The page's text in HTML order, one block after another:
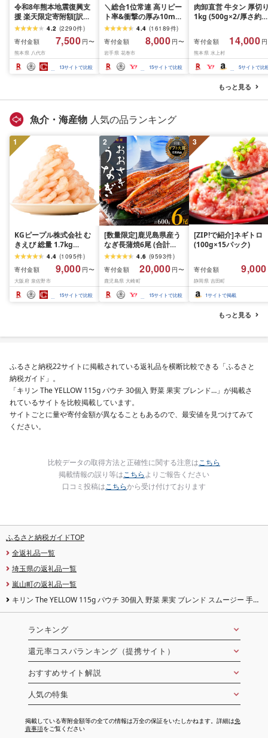
令和8年熊本地震復興支
援 楽天限定寄附額[訳あ
り]牛タン 500g〜2kg 肉
牛肉 訳あり 牛タン 冷凍
小分け 厚切り 薄切り 食
べ比べ 500g 1kg 1.5kg
2kg 牛 人気 ビーフ 牛た
ん ふるさと納税 ランキ
4.2 (2290件)
寄付金額
7,500 円〜
熊本県 八代市
13サイトで比較
＼総合1位常連 高リピー
ト率&衝撃の厚み10mm
厚切り牛タン 塩味/ ≪ス
ピード発送!!10営業日以
内発送≫ 選べる内容量
500g / 1kg 定期便 毎月
届く 牛肉 肉 BBQ ふるさ
と 人気 ランキング 岩手
4.4 (16189件)
寄付金額
8,000 円〜
岩手県 花巻市
15サイトで比較
肉卸直営 牛タン 厚切
1kg (500g×2/厚さ約
牛肉 焼肉 冷凍 スライ
業務用 バーベキュー
BBQ おつまみ ギフト
祝い お中元 夏ギフト
寄付金額 14,000
熊本県 水上村
5サイトで比
もっと見る
魚介・海産物 人気の品ランキング
1
KGピープル株式会社 む
きえび 総量 1.7kg
(850g×2P) 特大 5Lサイ
ズ バナメイエビ バラ凍
結 下処理不要 サイズ不
揃い 訳あり
4.4 (1095件)
寄付金額
9,000 円〜
大阪府 泉佐野市
15サイトで比較
2
[数量限定]鹿児島県産う
なぎ長蒲焼6尾 (合計
600g以上)4.6 (9593件)
寄付金額
20,000 円〜
鹿児島県 大崎町
15サイトで比較
3
[ZIP!で紹介]ネギトロ
(100g×15パック)
寄付金額 9,000
静岡県 吉田町
1サイトで掲載
もっと見る
ふるさと納税22サイトに掲載されている返礼品を横断比較できる「ふるさと
納税ガイド」。
「キリン The YELLOW 115g パウチ 30個入 野菜 果実 ブレンド…」が掲載さ
れているサイトを比較掲載しています。
サイトごとに量や寄付金額が異なることもあるので、最安値を見つけてみて
ください。
比較データの取得方法と正確性に関する注意はこちら
掲載情報の誤り等はこちらよりご報告ください
口コミ投稿はこちらから受け付けております
ふるさと納税ガイドTOP
全返礼品一覧
埼玉県の返礼品一覧
嵐山町の返礼品一覧
キリン The YELLOW 115g パウチ 30個入 野菜 果実 ブレンド スムージー 手軽
ランキング
還元率コスパランキング（提携サイト）
おすすめサイト解説
人気の特集
掲載している寄附金額等の全ての情報は万全の保証をいたしかねます。詳細は免
責事項をご覧ください